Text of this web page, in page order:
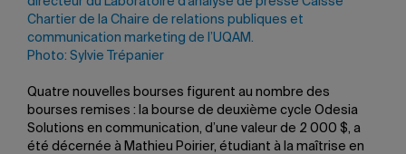
Chartier de la Chaire de relations publiques et
communication marketing de l’UQAM.
Photo: Sylvie Trépanier
Quatre nouvelles bourses figurent au nombre des
bourses remises : la bourse de deuxième cycle Odesia
Solutions en communication, d’une valeur de 2 000 $, a
été décernée à Mathieu Poirier, étudiant à la maîtrise en